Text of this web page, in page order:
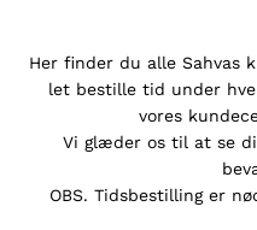
Her finder du alle Sahvas
let bestille tid under
vores
Vi glæder os til at se
OBS. Tidsbestilling er